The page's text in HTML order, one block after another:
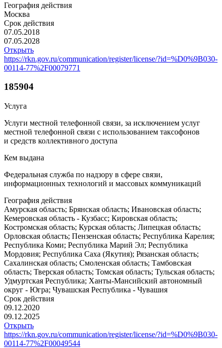
География действия
Москва
Срок действия
07.05.2018
07.05.2028
Открыть
https://rkn.gov.ru/communication/register/license/?id=%D0%9B030-
00114-77%2F00079771
185904
Услуга
Услуги местной телефонной связи, за исключением услуг
местной телефонной связи с использованием таксофонов
и средств коллективного доступа
Кем выдана
Федеральная служба по надзору в сфере связи,
информационных технологий и массовых коммуникаций
География действия
Амурская область; Брянская область; Ивановская область;
Кемеровская область - Кузбасс; Кировская область;
Костромская область; Курская область; Липецкая область;
Орловская область; Пензенская область; Республика Карелия;
Республика Коми; Республика Марий Эл; Республика
Мордовия; Республика Саха (Якутия); Рязанская область;
Сахалинская область; Смоленская область; Тамбовская
область; Тверская область; Томская область; Тульская область;
Удмуртская Республика; Ханты-Мансийский автономный
округ - Югра; Чувашская Республика - Чувашия
Срок действия
09.12.2020
09.12.2025
Открыть
https://rkn.gov.ru/communication/register/license/?id=%D0%9B030-
00114-77%2F00049544